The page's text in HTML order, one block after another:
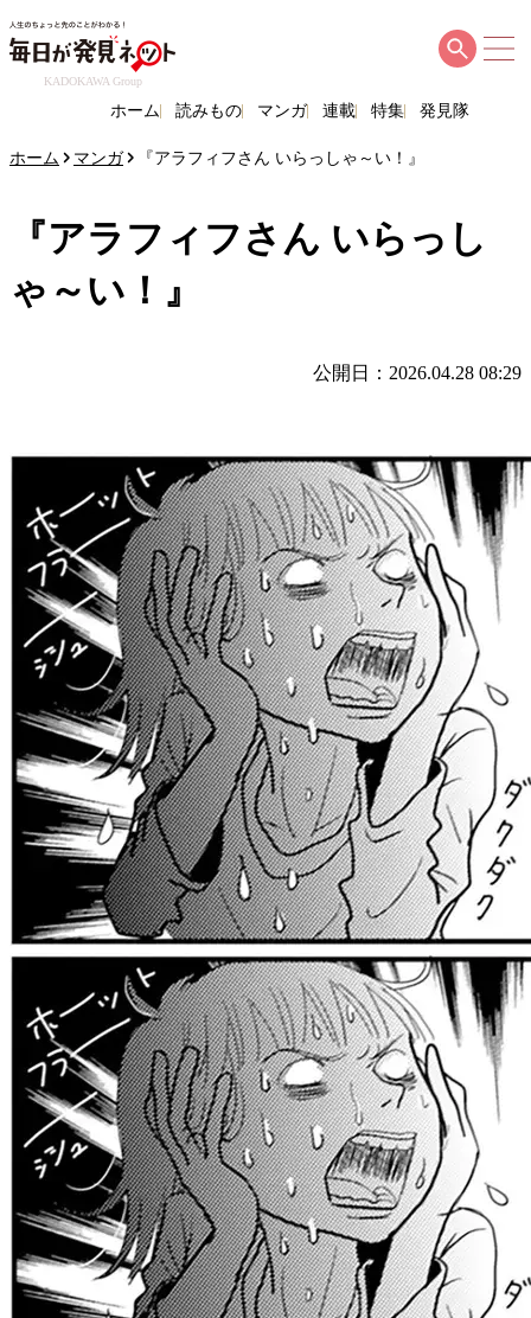
KADOKAWA Group
ホーム 読みもの マンガ 連載 特集 発見隊
ホーム マンガ 『アラフィフさん いらっしゃ～い！』
『アラフィフさん いらっし
ゃ～い！』
公開日：2026.04.28 08:29